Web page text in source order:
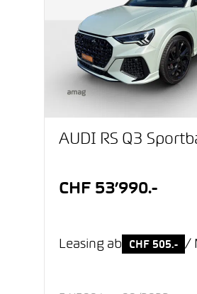
AUDI RS Q3
CHF 53’990.-
Leasing ab CHF 505.- /